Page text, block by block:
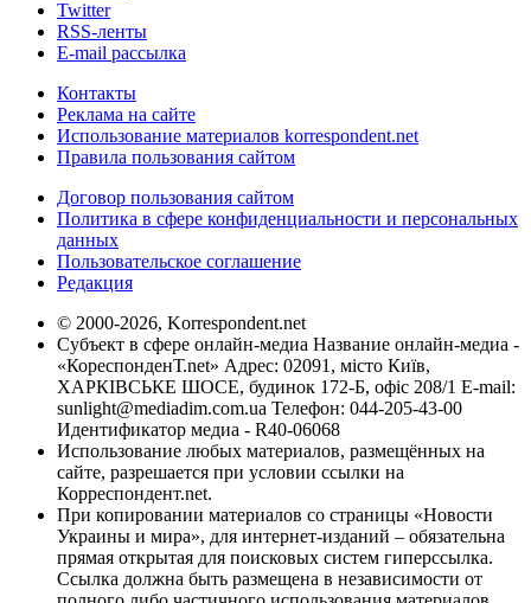
Twitter
RSS-ленты
E-mail рассылка
Контакты
Реклама на сайте
Использование материалов korrespondent.net
Правила пользования сайтом
Договор пользования сайтом
Политика в сфере конфиденциальности и персональных
данных
Пользовательское соглашение
Редакция
© 2000-2026, Korrespondent.net
Субъект в сфере онлайн-медиа Название онлайн-медиа -
«КореспонденТ.net» Адрес: 02091, місто Київ,
ХАРКІВСЬКЕ ШОСЕ, будинок 172-Б, офіс 208/1 E-mail:
sunlight@mediadim.com.ua Телефон: 044-205-43-00
Идентификатор медиа - R40-06068
Использование любых материалов, размещённых на
сайте, разрешается при условии ссылки на
Корреспондент.net.
При копировании материалов со страницы «Новости
Украины и мира», для интернет-изданий – обязательна
прямая открытая для поисковых систем гиперссылка.
Ссылка должна быть размещена в независимости от